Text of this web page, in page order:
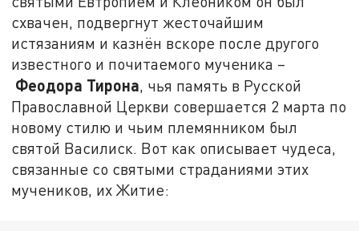
схвачен, подвергнут жесточайшим
истязаниям и казнён вскоре после другого
известного и почитаемого мученика –
Феодора Тирона, чья память в Русской
Православной Церкви совершается 2 марта по
новому стилю и чьим племянником был
святой Василиск. Вот как описывает чудеса,
связанные со святыми страданиями этих
мучеников, их Житие: